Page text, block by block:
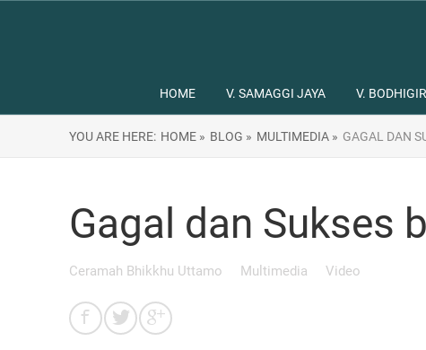
HOME V. SAMAGGI JAYA V.
YOU ARE HERE: HOME » BLOG » MULTIMEDIA » GAGAL DAN
Gagal dan Sukses
Ceramah Bhikkhu Uttamo Multimedia Video